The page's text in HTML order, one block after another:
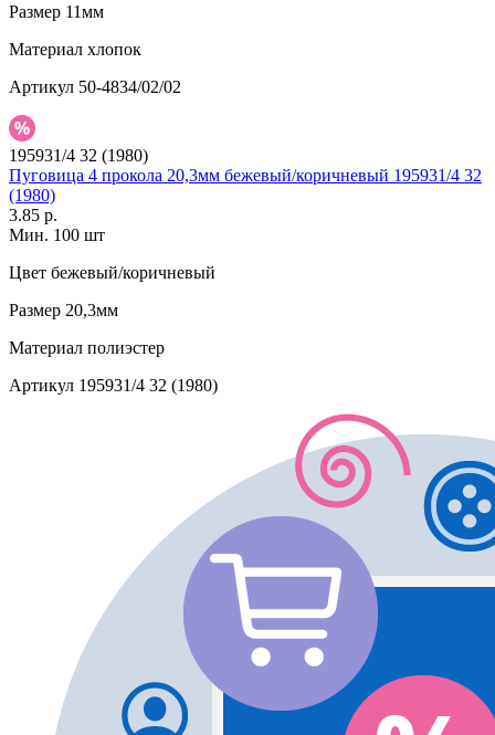
Размер 11мм
Материал хлопок
Артикул 50-4834/02/02
195931/4 32 (1980)
Пуговица 4 прокола 20,3мм бежевый/коричневый 195931/4 32
(1980)
3.85 р.
Мин. 100 шт
Цвет бежевый/коричневый
Размер 20,3мм
Материал полиэстер
Артикул 195931/4 32 (1980)